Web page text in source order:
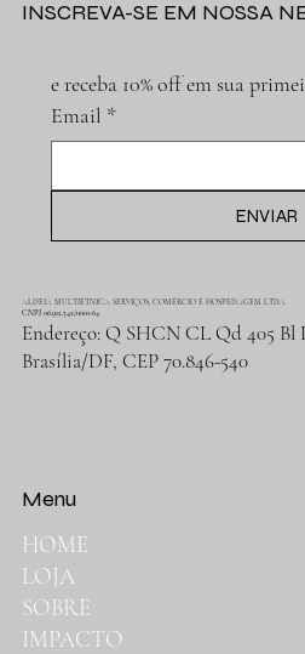
e receba 10% off em sua
Email *
ENVIAR
INSCREVA-SE EM NOSSA
ALDEIA MULTIÉTNICA SERVIÇOS, COMÉRCIO E HOSPEDAGEM LTDA
CNPJ 06.912.342/0001-64
Endereço: Q SHCN CL Qd 405 Bl
Brasília/DF, CEP 70.846-540
HOME
LOJA
SOBRE
IMPACTO
Menu